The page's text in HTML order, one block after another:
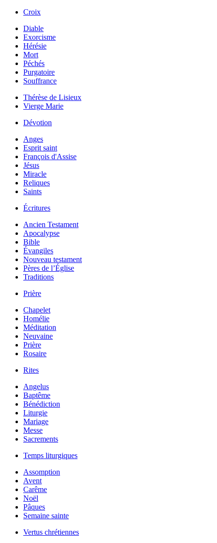
Croix
Diable
Exorcisme
Hérésie
Mort
Péchés
Purgatoire
Souffrance
Thérèse de Lisieux
Vierge Marie
Dévotion
Anges
Esprit saint
François d'Assise
Jésus
Miracle
Reliques
Saints
Écritures
Ancien Testament
Apocalypse
Bible
Évangiles
Nouveau testament
Pères de l’Église
Traditions
Prière
Chapelet
Homélie
Méditation
Neuvaine
Prière
Rosaire
Rites
Angelus
Baptême
Bénédiction
Liturgie
Mariage
Messe
Sacrements
Temps liturgiques
Assomption
Avent
Carême
Noël
Pâques
Semaine sainte
Vertus chrétiennes